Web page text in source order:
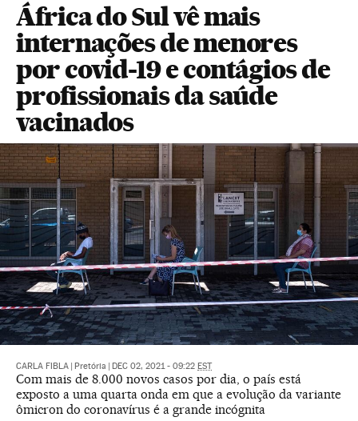
África do Sul vê mais
internações de menores
por covid-19 e contágios de
profissionais da saúde
vacinados
CARLA FIBLA Pretória DEC 02, 2021 - 09:22 EST
Com mais de 8.000 novos casos por dia, o país está
exposto a uma quarta onda em que a evolução da variante
ômicron do coronavírus é a grande incógnita